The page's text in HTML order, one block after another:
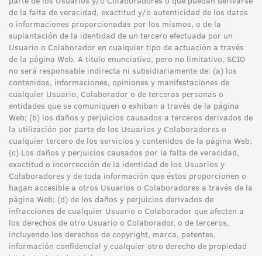
de la falta de veracidad, exactitud y/o autenticidad de los datos
o informaciones proporcionadas por los mismos, o de la
suplantación de la identidad de un tercero efectuada por un
Usuario o Colaborador en cualquier tipo de actuación a través
de la página Web. A título enunciativo, pero no limitativo, SCIO
no será responsable indirecta ni subsidiariamente de: (a) los
contenidos, informaciones, opiniones y manifestaciones de
cualquier Usuario, Colaborador o de terceras personas o
entidades que se comuniquen o exhiban a través de la página
Web; (b) los daños y perjuicios causados a terceros derivados de
la utilización por parte de los Usuarios y Colaboradores o
cualquier tercero de los servicios y contenidos de la página Web;
(c) Los daños y perjuicios causados por la falta de veracidad,
exactitud o incorrección de la identidad de los Usuarios y
Colaboradores y de toda información que éstos proporcionen o
hagan accesible a otros Usuarios o Colaboradores a través de la
página Web; (d) de los daños y perjuicios derivados de
infracciones de cualquier Usuario o Colaborador que afecten a
los derechos de otro Usuario o Colaborador, o de terceros,
incluyendo los derechos de copyright, marca, patentes,
información confidencial y cualquier otro derecho de propiedad